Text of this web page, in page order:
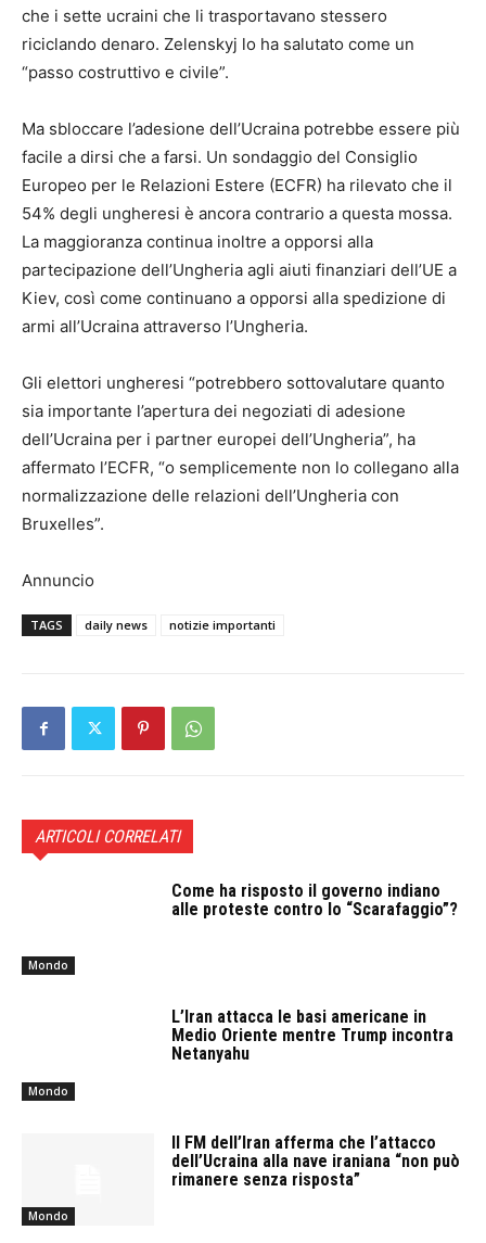
che i sette ucraini che li trasportavano stessero
riciclando denaro. Zelenskyj lo ha salutato come un
“passo costruttivo e civile”.
Ma sbloccare l’adesione dell’Ucraina potrebbe essere più
facile a dirsi che a farsi. Un sondaggio del Consiglio
Europeo per le Relazioni Estere (ECFR) ha rilevato che il
54% degli ungheresi è ancora contrario a questa mossa.
La maggioranza continua inoltre a opporsi alla
partecipazione dell’Ungheria agli aiuti finanziari dell’UE a
Kiev, così come continuano a opporsi alla spedizione di
armi all’Ucraina attraverso l’Ungheria.
Gli elettori ungheresi “potrebbero sottovalutare quanto
sia importante l’apertura dei negoziati di adesione
dell’Ucraina per i partner europei dell’Ungheria”, ha
affermato l’ECFR, “o semplicemente non lo collegano alla
normalizzazione delle relazioni dell’Ungheria con
Bruxelles”.
Annuncio
TAGS daily news notizie importanti
ARTICOLI CORRELATI
Mondo
Come ha risposto il governo indiano
alle proteste contro lo “Scarafaggio”?
Mondo
L’Iran attacca le basi americane in
Medio Oriente mentre Trump incontra
Netanyahu
Mondo
Il FM dell’Iran afferma che l’attacco
dell’Ucraina alla nave iraniana “non può
rimanere senza risposta”